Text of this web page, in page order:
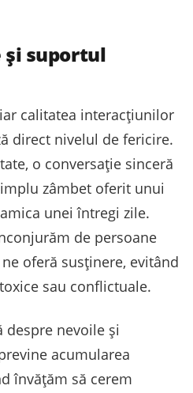
și suportul
calitatea interacțiunilor
direct nivelul de fericire.
o conversație sinceră
zâmbet oferit unui
unei întregi zile.
de persoane
oferă susținere, evitând
sau conflictuale.
despre nevoile și
acumularea
învățăm să cerem